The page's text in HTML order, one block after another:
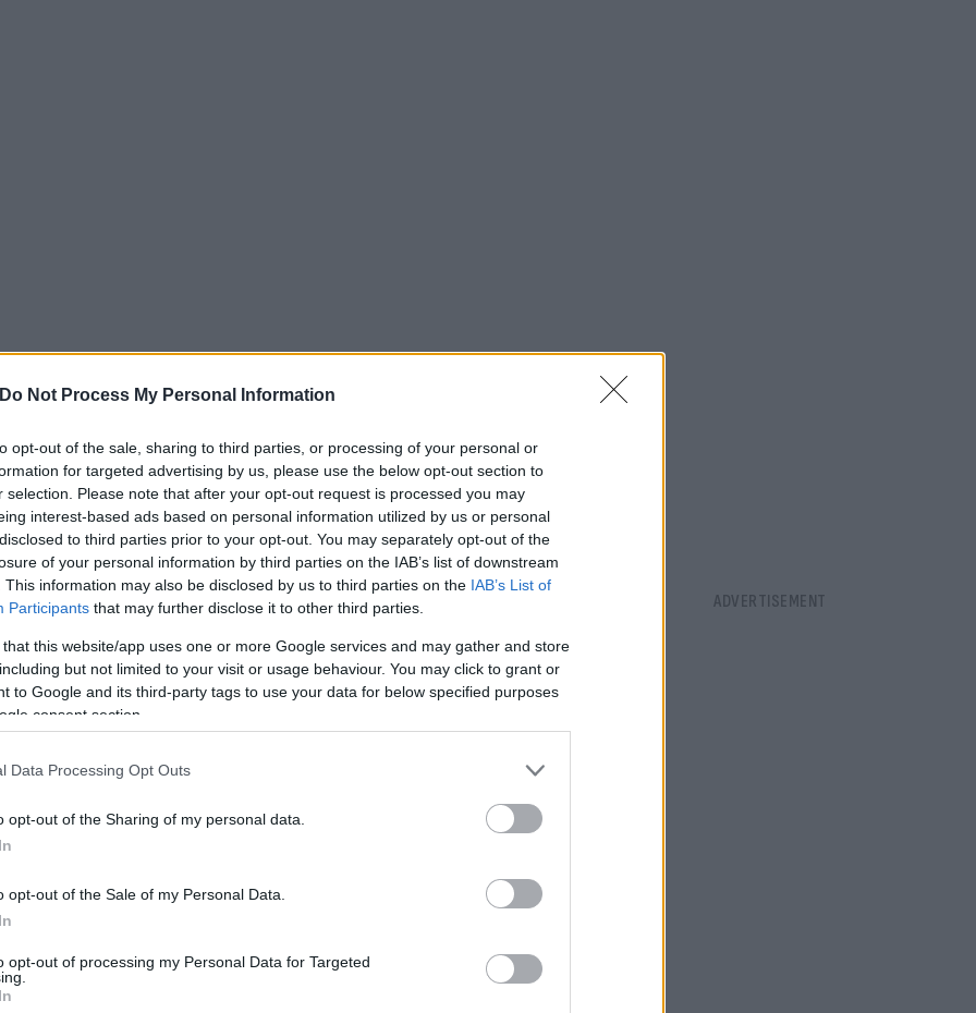
Do Not Process My Personal Information
opt-out of the sale, sharing to third parties, or processing of your personal or
for targeted advertising by us, please use the below opt-out section to
selection. Please note that after your opt-out request is processed you may
interest-based ads based on personal information utilized by us or personal
to third parties prior to your opt-out. You may separately opt-out of the
of your personal information by third parties on the IAB’s list of downstream
This information may also be disclosed by us to third parties on the IAB’s List of
Participants that may further disclose it to other third parties.
that this website/app uses one or more Google services and may gather and store
but not limited to your visit or usage behaviour. You may click to grant or
to Google and its third-party tags to use your data for below specified purposes
consent section.
Data Processing Opt Outs
opt-out of the Sharing of my personal data.
opt-out of the Sale of my Personal Data.
opt-out of processing my Personal Data for Targeted
καλά νιώθει που επιτέλους απελευθέρωθηκαν και να
το σημείο μια από τις δυο γυναίκες παρενεβησαν και είπε ότι
το μήνυμα του Αμερικανού Πρόεδρου.